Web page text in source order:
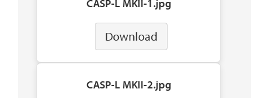
CASP-L MKII-1.jpg
Download
CASP-L MKII-2.jpg